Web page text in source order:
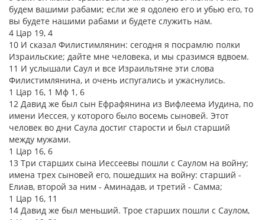
будем вашими рабами; если же я одолею его и убью его, то
вы будете нашими рабами и будете служить нам.
4 Цар 19, 4
10 И сказал Филистимлянин: сегодня я посрамлю полки
Израильские; дайте мне человека, и мы сразимся вдвоем.
11 И услышали Саул и все Израильтяне эти слова
Филистимлянина, и очень испугались и ужаснулись.
1 Цар 16, 1 Мф 1, 6
12 Давид же был сын Ефрафянина из Вифлеема Иудина, по
имени Иессея, у которого было восемь сыновей. Этот
человек во дни Саула достиг старости и был старший
между мужами.
1 Цар 16, 6
13 Три старших сына Иессеевы пошли с Саулом на войну;
имена трех сыновей его, пошедших на войну: старший -
Елиав, второй за ним - Аминадав, и третий - Самма;
1 Цар 16, 11
14 Давид же был меньший. Трое старших пошли с Саулом,